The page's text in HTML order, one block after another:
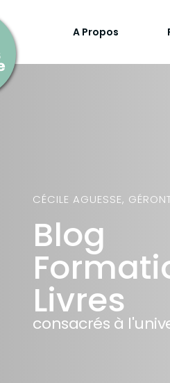
A Propos
CÉCILE AGUESSE,
Blog
Livres
consacrés à